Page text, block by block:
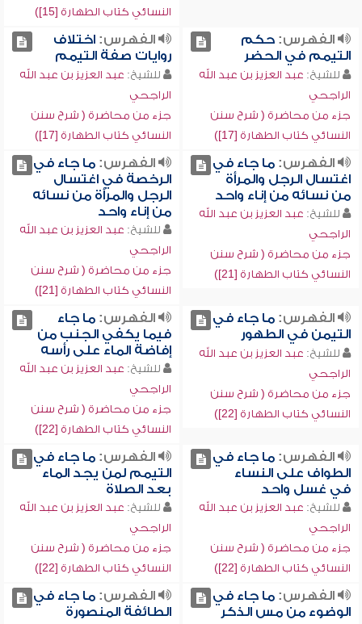
النسائي كتاب الطهارة [15])
الفهرس:حكم
التيمم في الحضر
للشيخ: عبد العزيز بن عبد الله
الراجحي
جزء من محاضرة ( شرح سنن
النسائي كتاب الطهارة [17])
الفهرس:اختلاف
روايات صفة التيمم
للشيخ: عبد العزيز بن عبد الله
الراجحي
جزء من محاضرة ( شرح سنن
النسائي كتاب الطهارة [17])
الفهرس:ما جاء في
اغتسال الرجل والمرأة
من نسائه من إناء واحد
للشيخ: عبد العزيز بن عبد الله
الراجحي
جزء من محاضرة ( شرح سنن
النسائي كتاب الطهارة [21])
الفهرس:ما جاء في
الرخصة في اغتسال
الرجل والمرأة من نسائه
من إناء واحد
للشيخ: عبد العزيز بن عبد الله
الراجحي
جزء من محاضرة ( شرح سنن
النسائي كتاب الطهارة [21])
الفهرس:ما جاء في
التيمن في الطهور
للشيخ: عبد العزيز بن عبد الله
الراجحي
جزء من محاضرة ( شرح سنن
النسائي كتاب الطهارة [22])
الفهرس:ما جاء
فيما يكفي الجنب من
إفاضة الماء على رأسه
للشيخ: عبد العزيز بن عبد الله
الراجحي
جزء من محاضرة ( شرح سنن
النسائي كتاب الطهارة [22])
الفهرس:ما جاء في
الطواف على النساء
في غسل واحد
للشيخ: عبد العزيز بن عبد الله
الراجحي
جزء من محاضرة ( شرح سنن
النسائي كتاب الطهارة [22])
الفهرس:ما جاء في
التيمم لمن يجد الماء
بعد الصلاة
للشيخ: عبد العزيز بن عبد الله
الراجحي
جزء من محاضرة ( شرح سنن
النسائي كتاب الطهارة [22])
الفهرس:ما جاء في
الوضوء من مس الذكر
الفهرس:ما جاء في
الطائفة المنصورة